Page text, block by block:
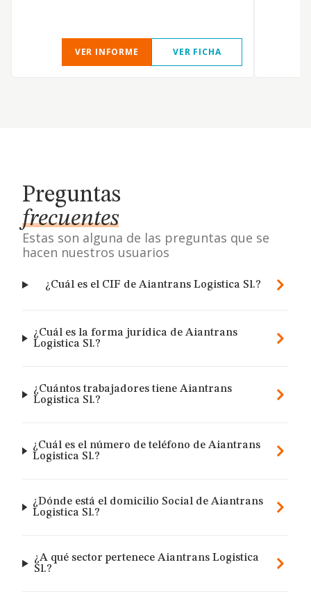
VER INFORME VER FICHA
Preguntas
frecuentes
Estas son alguna de las preguntas que se
hacen nuestros usuarios
¿Cuál es el CIF de Aiantrans Logistica Sl.?
¿Cuál es la forma jurídica de Aiantrans
Logistica Sl.?
¿Cuántos trabajadores tiene Aiantrans
Logistica Sl.?
¿Cuál es el número de teléfono de Aiantrans
Logistica Sl.?
¿Dónde está el domicilio Social de Aiantrans
Logistica Sl.?
¿A qué sector pertenece Aiantrans Logistica
Sl.?